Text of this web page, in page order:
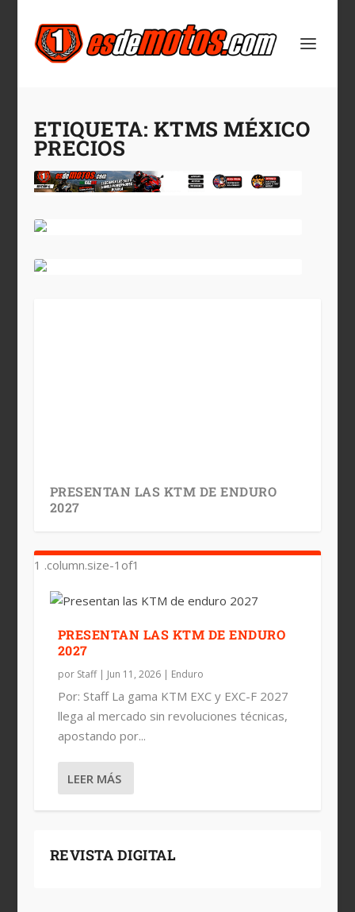
ETIQUETA: KTMS MÉXICO
PRECIOS
PRESENTAN LAS KTM DE ENDURO
2027
PRESENTAN LAS KTM DE ENDURO
2027
por Staff| Jun 11, 2026| Enduro
Por: Staff La gama KTM EXC y EXC-F 2027
llega al mercado sin revoluciones técnicas,
apostando por...
LEER MÁS
REVISTA DIGITAL